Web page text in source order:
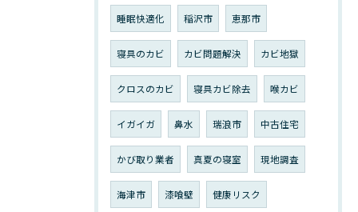
睡眠快適化 稲沢市 恵那市
寝具のカビ カビ問題解決 カビ地獄
クロスのカビ 寝具カビ除去 喉カビ
イガイガ 鼻水 瑞浪市 中古住宅
かび取り業者 真夏の寝室 現地調査
海津市 漆喰壁 健康リスク